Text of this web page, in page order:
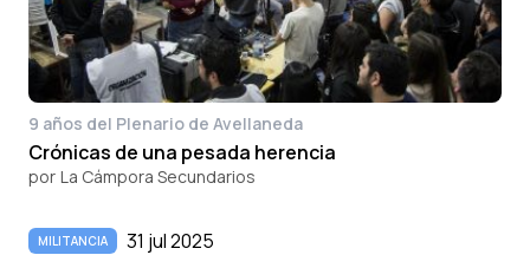
9 años del Plenario de Avellaneda
Crónicas de una pesada herencia
por La Cámpora Secundarios
MILITANCIA 31 jul 2025